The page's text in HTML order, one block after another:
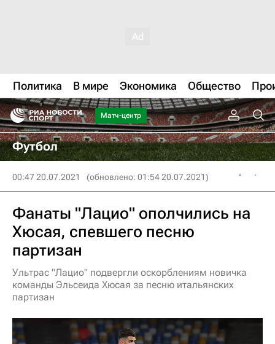
Политика В мире Экономика Общество
Матч-центр
Футбол
00:47 20.07.2021 (обновлено: 01:54 20.07.2021)
Фанаты "Лацио" ополчились на
Хюсая, спевшего песню
партизан
Ультрас "Лацио" подвергли оскорблениям новичка
команды Эльсеида Хюсая за песню итальянских
партизан